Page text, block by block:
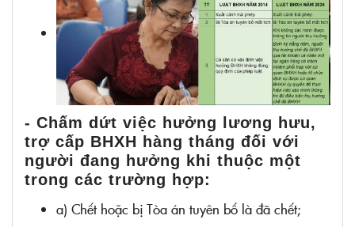
2) Điều kiện hưởng lương hưu đối với người
lao động đang đóng BHXH bắt buộc và người
bảo lưu thời gian đóng BHXH bắt buộc:
- Chấm dứt việc hưởng lương hưu,
trợ cấp BHXH hàng tháng đối với
người đang hưởng khi thuộc một
trong các trường hợp:
a) Chết hoặc bị Tòa án tuyên bố là đã chết;